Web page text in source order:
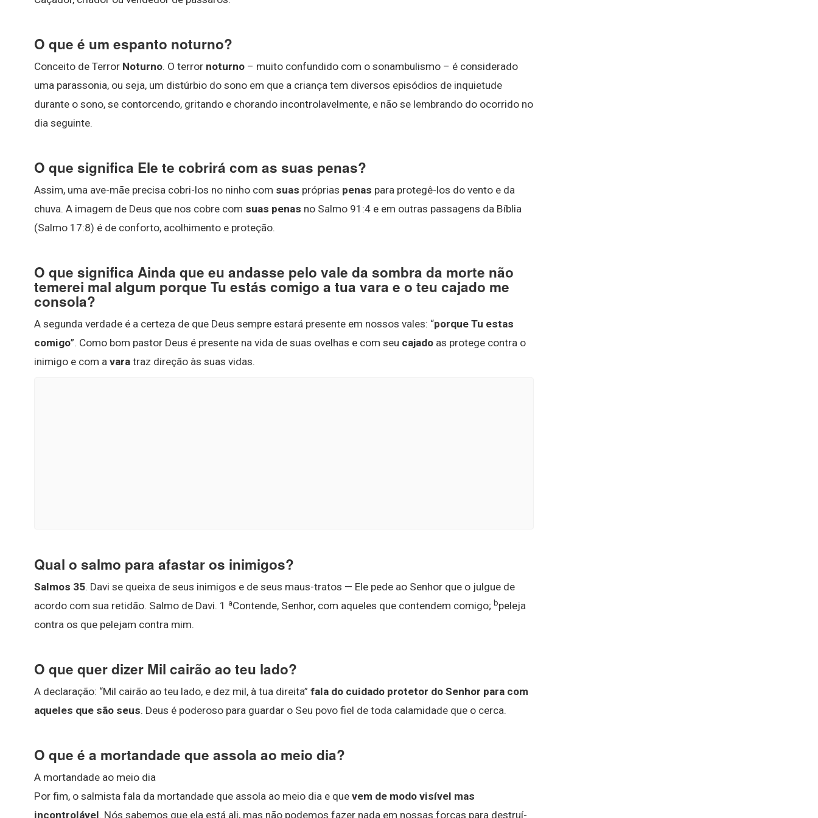
O que é um espanto noturno?
Conceito de Terror Noturno. O terror noturno – muito confundido com o sonambulismo – é considerado
uma parassonia, ou seja, um distúrbio do sono em que a criança tem diversos episódios de inquietude
durante o sono, se contorcendo, gritando e chorando incontrolavelmente, e não se lembrando do ocorrido no
dia seguinte.
O que significa Ele te cobrirá com as suas penas?
Assim, uma ave-mãe precisa cobri-los no ninho com suas próprias penas para protegê-los do vento e da
chuva. A imagem de Deus que nos cobre com suas penas no Salmo 91:4 e em outras passagens da Bíblia
(Salmo 17:8) é de conforto, acolhimento e proteção.
O que significa Ainda que eu andasse pelo vale da sombra da morte não
temerei mal algum porque Tu estás comigo a tua vara e o teu cajado me
consola?
A segunda verdade é a certeza de que Deus sempre estará presente em nossos vales: “porque Tu estas
comigo”. Como bom pastor Deus é presente na vida de suas ovelhas e com seu cajado as protege contra o
inimigo e com a vara traz direção às suas vidas.
Qual o salmo para afastar os inimigos?
Salmos 35. Davi se queixa de seus inimigos e de seus maus-tratos — Ele pede ao Senhor que o julgue de
acordo com sua retidão. Salmo de Davi. 1 aContende, Senhor, com aqueles que contendem comigo; bpeleja
contra os que pelejam contra mim.
O que quer dizer Mil cairão ao teu lado?
A declaração: “Mil cairão ao teu lado, e dez mil, à tua direita” fala do cuidado protetor do Senhor para com
aqueles que são seus. Deus é poderoso para guardar o Seu povo fiel de toda calamidade que o cerca.
O que é a mortandade que assola ao meio dia?
A mortandade ao meio dia
Por fim, o salmista fala da mortandade que assola ao meio dia e que vem de modo visível mas
incontrolável. Nós sabemos que ela está ali, mas não podemos fazer nada em nossas forças para destruí-